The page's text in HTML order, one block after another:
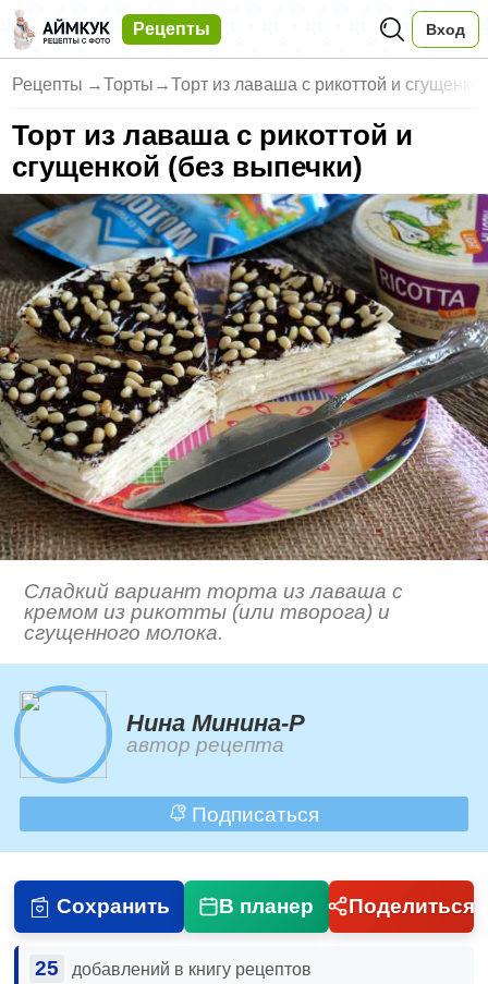
Рецепты Вход
Рецепты →Торты →Торт из лаваша с рикоттой и
Торт из лаваша с рикоттой и
сгущенкой (без выпечки)
Сладкий вариант торта из лаваша с
кремом из рикотты (или творога) и
сгущенного молока.
Нина Минина-Р
автор рецепта
Подписаться
Сохранить В планер Поделиться
25 добавлений в книгу рецептов